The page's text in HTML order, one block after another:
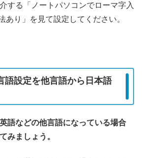
する「ノートパソコンでローマ字入
あり」を見て設定してください。
語設定を他言語から日本語
語などの他言語になっている場合
みましょう。